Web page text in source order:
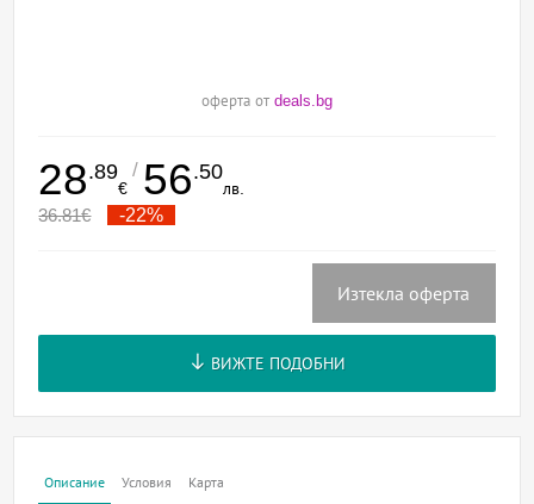
оферта от deals.bg
28.89
€
/ 56.50
лв.
36.81€ -22%
Изтекла оферта
ВИЖТЕ ПОДОБНИ
Описание Условия Карта